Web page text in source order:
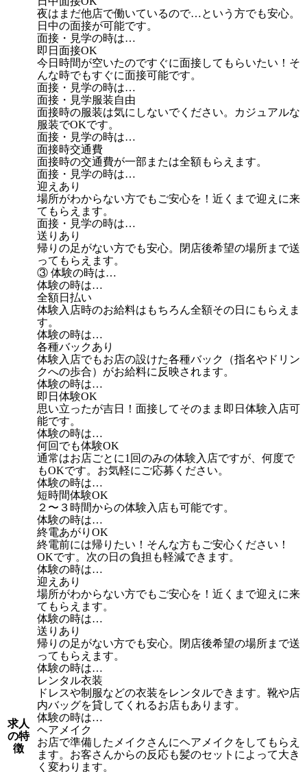
求人
の特
徴
夜はまだ他店で働いているので…という方でも安心。
日中の面接が可能です。
面接・見学の時は…
即日面接OK
今日時間が空いたのですぐに面接してもらいたい！そ
んな時でもすぐに面接可能です。
面接・見学の時は…
面接・見学服装自由
面接時の服装は気にしないでください。カジュアルな
服装でOKです。
面接・見学の時は…
面接時交通費
面接時の交通費が一部または全額もらえます。
面接・見学の時は…
迎えあり
場所がわからない方でもご安心を！近くまで迎えに来
てもらえます。
面接・見学の時は…
送りあり
帰りの足がない方でも安心。閉店後希望の場所まで送
ってもらえます。
③ 体験の時は…
体験の時は…
全額日払い
体験入店時のお給料はもちろん全額その日にもらえま
す。
体験の時は…
各種バックあり
体験入店でもお店の設けた各種バック（指名やドリン
クへの歩合）がお給料に反映されます。
体験の時は…
即日体験OK
思い立ったが吉日！面接してそのまま即日体験入店可
能です。
体験の時は…
何回でも体験OK
通常はお店ごとに1回のみの体験入店ですが、何度で
もOKです。お気軽にご応募ください。
体験の時は…
短時間体験OK
２〜３時間からの体験入店も可能です。
体験の時は…
終電あがりOK
終電前には帰りたい！そんな方もご安心ください！
OKです。次の日の負担も軽減できます。
体験の時は…
迎えあり
場所がわからない方でもご安心を！近くまで迎えに来
てもらえます。
体験の時は…
送りあり
帰りの足がない方でも安心。閉店後希望の場所まで送
ってもらえます。
体験の時は…
レンタル衣装
ドレスや制服などの衣装をレンタルできます。靴や店
内バッグを貸してくれるお店もあります。
体験の時は…
ヘアメイク
お店で準備したメイクさんにヘアメイクをしてもらえ
ます。お客さんからの反応も髪のセットによって大き
く変わります。